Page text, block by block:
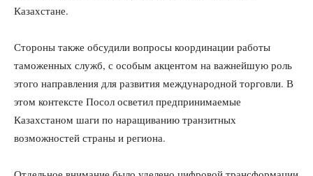
Казахстане.
Стороны также обсудили вопросы координации работы
таможенных служб, с особым акцентом на важнейшую роль
этого направления для развития международной торговли. В
этом контексте Посол осветил предпринимаемые
Казахстаном шаги по наращиванию транзитных
возможностей страны и региона.